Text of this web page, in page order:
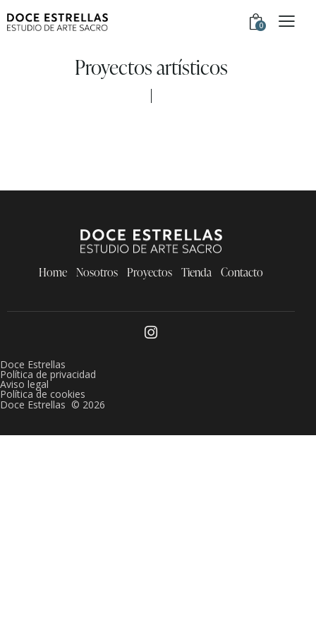
0
Proyectos artísticos
Home Nosotros Proyectos Tienda Contacto
Doce Estrellas
Política de privacidad
Aviso legal
Política de cookies
Doce Estrellas © 2026